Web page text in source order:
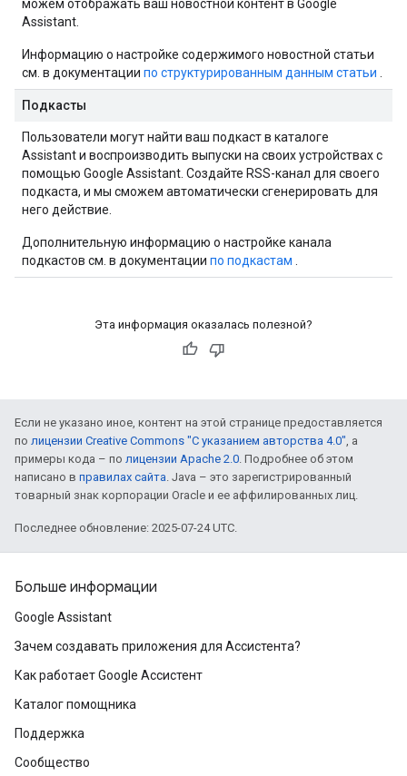
можем отображать ваш новостной контент в Google
Assistant.
Информацию о настройке содержимого новостной статьи
см. в документации по структурированным данным статьи .
Подкасты
Пользователи могут найти ваш подкаст в каталоге
Assistant и воспроизводить выпуски на своих устройствах с
помощью Google Assistant. Создайте RSS-канал для своего
подкаста, и мы сможем автоматически сгенерировать для
него действие.
Дополнительную информацию о настройке канала
подкастов см. в документации по подкастам .
Эта информация оказалась полезной?
Если не указано иное, контент на этой странице предоставляется
по лицензии Creative Commons "С указанием авторства 4.0", а
примеры кода – по лицензии Apache 2.0. Подробнее об этом
написано в правилах сайта. Java – это зарегистрированный
товарный знак корпорации Oracle и ее аффилированных лиц.
Последнее обновление: 2025-07-24 UTC.
Больше информации
Google Assistant
Зачем создавать приложения для Ассистента?
Как работает Google Ассистент
Каталог помощника
Поддержка
Сообщество